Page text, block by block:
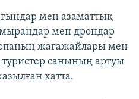
мен азаматтық
мен дрондар
жағажайлары мен
туристер санының артуы
хатта.